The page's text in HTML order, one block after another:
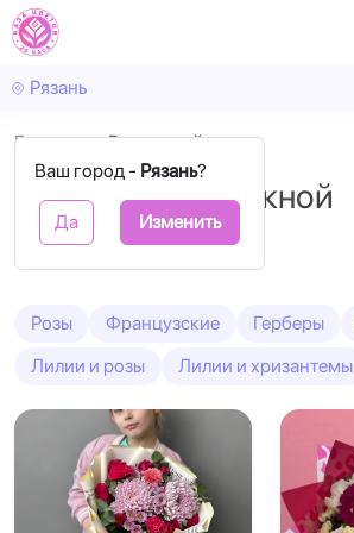
Рязань
Ваш город - Рязань?
Да Изменить
Главная Выпускной
Букеты на выпускной
Розы Французские Герберы
Лилии и розы
Лилии и хризантемы